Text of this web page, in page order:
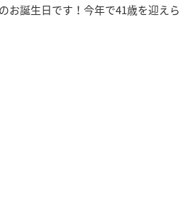
のお誕生日です！今年で41歳を迎えら